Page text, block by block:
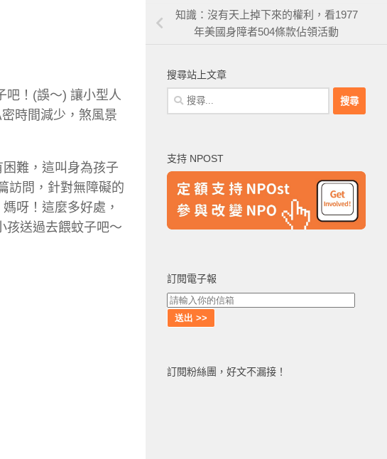
吧！(誤～) 讓小型人
時間減少，煞風景
難，這叫身為孩子
訪問，針對無障礙的
呀！這麼多好處，
孩送過去餵蚊子吧～
知識：沒有天上掉下來的權利，看1977
年美國身障者504條款佔領活動
搜尋站上文章
搜
尋
字:
支持 NPOST
訂閱電子報
訂閱粉絲團，好文不漏接！